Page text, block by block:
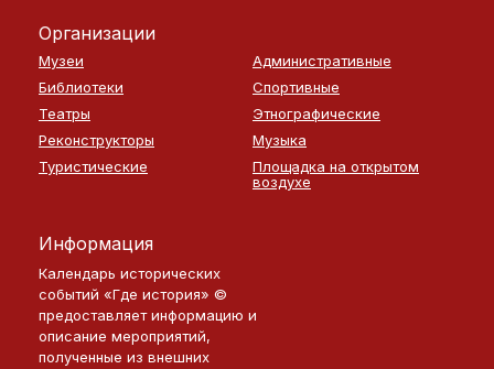
Организации
Музеи
Административные
Библиотеки
Спортивные
Театры
Этнографические
Реконструкторы
Музыка
Туристические
Площадка на открытом
воздухе
Информация
Календарь исторических
событий «Где история» ©
предоставляет информацию и
описание мероприятий,
полученные из внешних